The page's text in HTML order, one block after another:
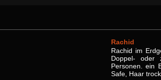
Rachid
Rachid im
Doppel- oder
Personen. ein
Safe, Haar